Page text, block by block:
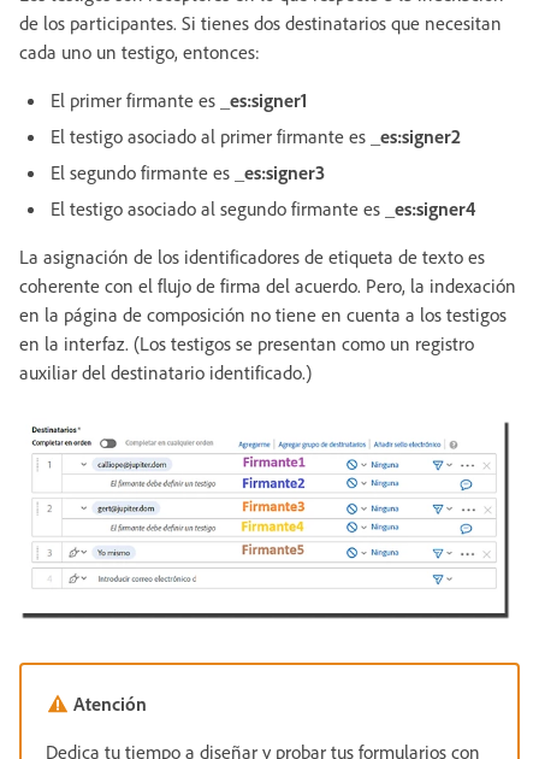
de los participantes. Si tienes dos destinatarios que necesitan
cada uno un testigo, entonces:
El primer firmante es _es:signer1
El testigo asociado al primer firmante es _es:signer2
El segundo firmante es _es:signer3
El testigo asociado al segundo firmante es _es:signer4
La asignación de los identificadores de etiqueta de texto es
coherente con el flujo de firma del acuerdo. Pero, la indexación
en la página de composición no tiene en cuenta a los testigos
en la interfaz. (Los testigos se presentan como un registro
auxiliar del destinatario identificado.)
Atención
Dedica tu tiempo a diseñar y probar tus formularios con